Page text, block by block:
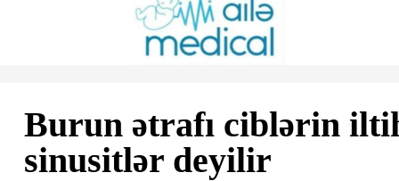
Burun ətrafı ciblərin
sinusitlər deyilir